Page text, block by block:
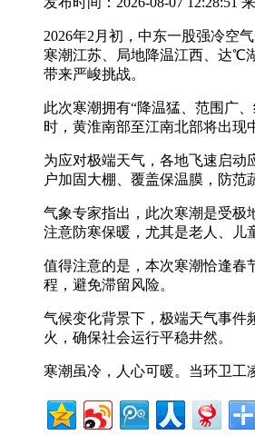
2026年2月初，中东一股强冷空
寒潮江苏、局地降温江西、达℃
带来严峻挑战。
此次寒潮拥有“降温猛、范围广
时，黄淮南部至江南北部将出现
为应对极端天气，各地飞速启动
户加固大棚、覆盖保温膜，防范
气象专家指出，此次寒潮是受极
注意防寒保暖，尤其是老人、儿
值得注意的是，本次寒潮恰逢春
程，避免滞留风险。
气候变化背景下，极端天气事件
火，确保社会运行平稳井然。
寒潮虽冷，人心可暖。当环卫工